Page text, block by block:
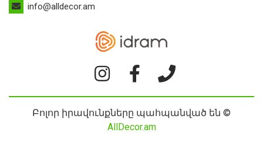
info@alldecor.am
Բոլոր իրավունքները պահպանված են ©
AllDecor.am